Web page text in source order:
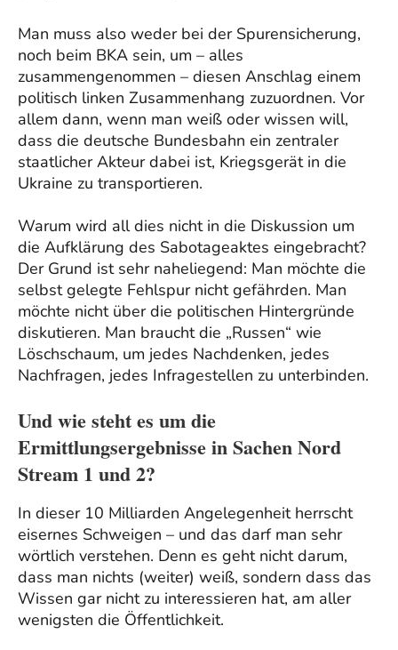
Man muss also weder bei der Spurensicherung,
noch beim BKA sein, um – alles
zusammengenommen – diesen Anschlag einem
politisch linken Zusammenhang zuzuordnen. Vor
allem dann, wenn man weiß oder wissen will,
dass die deutsche Bundesbahn ein zentraler
staatlicher Akteur dabei ist, Kriegsgerät in die
Ukraine zu transportieren.
Warum wird all dies nicht in die Diskussion um
die Aufklärung des Sabotageaktes eingebracht?
Der Grund ist sehr naheliegend: Man möchte die
selbst gelegte Fehlspur nicht gefährden. Man
möchte nicht über die politischen Hintergründe
diskutieren. Man braucht die „Russen“ wie
Löschschaum, um jedes Nachdenken, jedes
Nachfragen, jedes Infragestellen zu unterbinden.
Und wie steht es um die
Ermittlungsergebnisse in Sachen Nord
Stream 1 und 2?
In dieser 10 Milliarden Angelegenheit herrscht
eisernes Schweigen – und das darf man sehr
wörtlich verstehen. Denn es geht nicht darum,
dass man nichts (weiter) weiß, sondern dass das
Wissen gar nicht zu interessieren hat, am aller
wenigsten die Öffentlichkeit.